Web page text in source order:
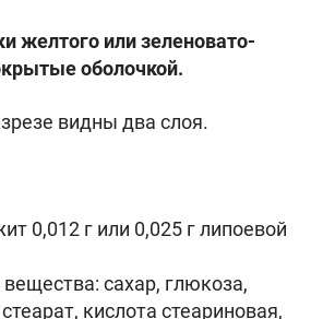
желтого или зеленовато-
оболочкой.
видны два слоя.
0,012 г или 0,025 г липоевой
сахар, глюкоза,
кислота стеариновая,